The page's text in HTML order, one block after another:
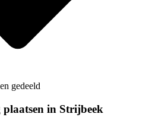
gedeeld
in Strijbeek